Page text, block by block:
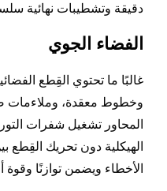
دقيقة وتشطيبات نهائية
الفضاء الجوي
غالبًا ما تحتوي القِطع
وخطوط معقدة، وملاءمات
المحاور تشغيل شفرات
الهيكلية دون تحريك القِطع
الأخطاء ويضمن توازنًا